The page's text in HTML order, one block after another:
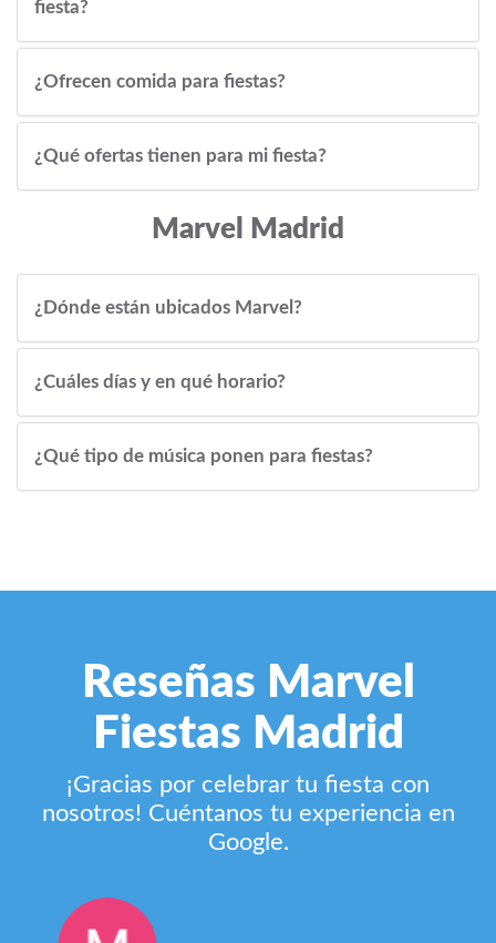
fiesta?
¿Ofrecen comida para fiestas?
¿Qué ofertas tienen para mi fiesta?
Marvel Madrid
¿Dónde están ubicados Marvel?
¿Cuáles días y en qué horario?
¿Qué tipo de música ponen para fiestas?
Reseñas Marvel
Fiestas Madrid
¡Gracias por celebrar tu fiesta con
nosotros! Cuéntanos tu experiencia en
Google.